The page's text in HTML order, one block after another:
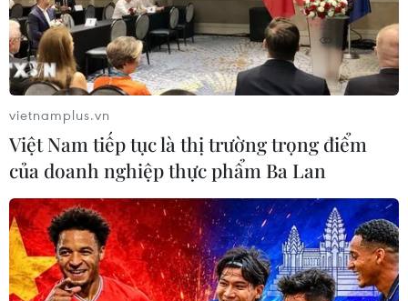
Đội tuyển Nữ Việt Nam tạm lên ngôi đầu
sau 'cơn mưa bàn thắng'
25/09/2023 09:58
Đội tuyển Bóng đá Nữ Việt Nam đã tạm leo lên ngôi
đầu bảng D môn Bóng đá Nữ ASIAD 19 sau khi có chiến
thắng đậm 6-1 trước Đội tuyển Bangladesh ở trận đấu
sớm lượt trận thứ 2.
vietnamplus.vn
Việt Nam tiếp tục là thị trường trọng điểm
của doanh nghiệp thực phẩm Ba Lan